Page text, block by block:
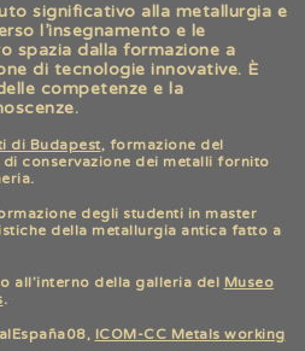
significativo alla metallurgia e
l’insegnamento e le
spazia dalla formazione a
di tecnologie innovative. È
competenze e la
di Budapest, formazione del
conservazione dei metalli fornito
degli studenti in master
della metallurgia antica fatto a
all’interno della galleria del Museo
.
ICOM-CC Metals working